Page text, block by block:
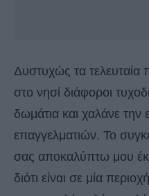
Δυστυχώς τα τελευταία
στο νησί διάφοροι
δωμάτια και χαλάνε την
επαγγελματιών. Το
σας αποκαλύπτω μου
διότι είναι σε μία